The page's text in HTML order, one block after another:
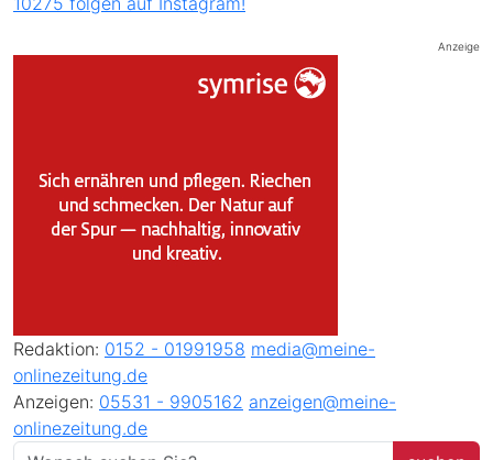
Anzeige
Redaktion: 0152 - 01991958 media@meine-
onlinezeitung.de
Anzeigen: 05531 - 9905162 anzeigen@meine-
onlinezeitung.de